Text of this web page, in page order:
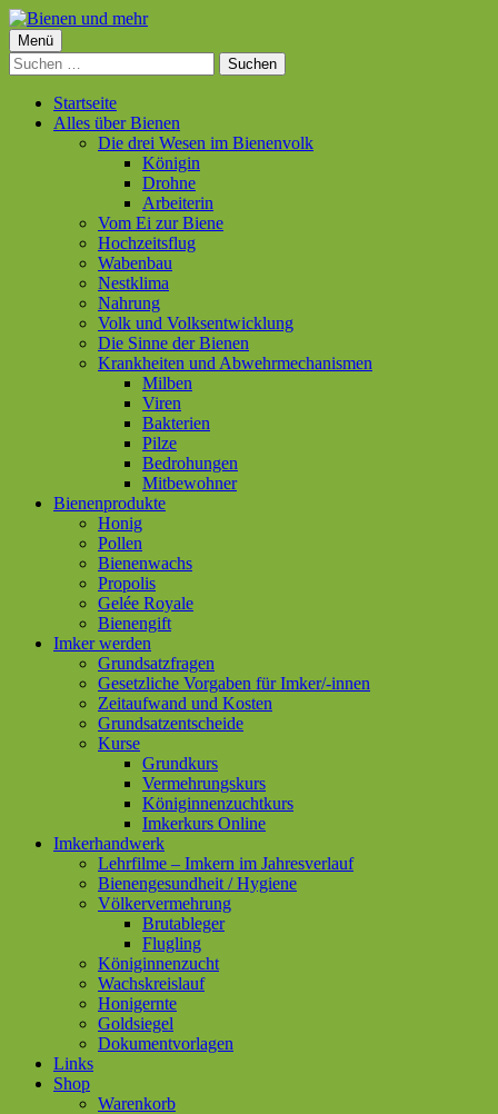
Springe
zum
Inhalt
Bienen und mehr
Primäres
Menü
Menü
Suchen
nach:
Startseite
Alles über Bienen
Die drei Wesen im Bienenvolk
Königin
Drohne
Arbeiterin
Vom Ei zur Biene
Hochzeitsflug
Wabenbau
Nestklima
Nahrung
Volk und Volksentwicklung
Die Sinne der Bienen
Krankheiten und Abwehrmechanismen
Milben
Viren
Bakterien
Pilze
Bedrohungen
Mitbewohner
Bienenprodukte
Honig
Pollen
Bienenwachs
Propolis
Gelée Royale
Bienengift
Imker werden
Grundsatzfragen
Gesetzliche Vorgaben für Imker/-innen
Zeitaufwand und Kosten
Grundsatzentscheide
Kurse
Grundkurs
Vermehrungskurs
Königinnenzuchtkurs
Imkerkurs Online
Imkerhandwerk
Lehrfilme – Imkern im Jahresverlauf
Bienengesundheit / Hygiene
Völkervermehrung
Brutableger
Flugling
Königinnenzucht
Wachskreislauf
Honigernte
Goldsiegel
Dokumentvorlagen
Links
Shop
Warenkorb